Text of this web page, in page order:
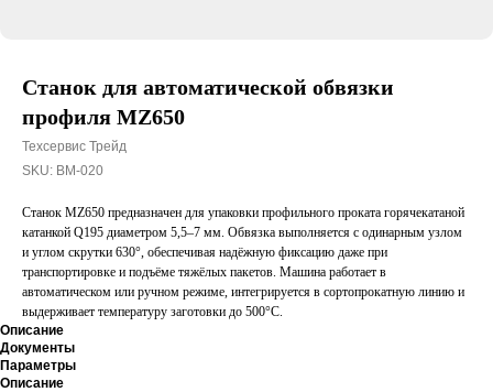
Станок для автоматической обвязки
профиля MZ650
Техсервис Трейд
SKU: BM-020
Станок MZ650 предназначен для упаковки профильного проката горячекатаной
катанкой Q195 диаметром 5,5–7 мм. Обвязка выполняется с одинарным узлом
и углом скрутки 630°, обеспечивая надёжную фиксацию даже при
транспортировке и подъёме тяжёлых пакетов. Машина работает в
автоматическом или ручном режиме, интегрируется в сортопрокатную линию и
выдерживает температуру заготовки до 500°C.
Описание
Документы
Параметры
Описание